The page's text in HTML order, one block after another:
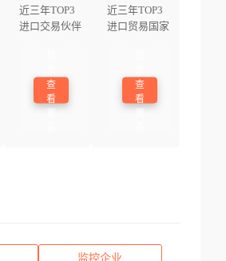
近三年TOP3
进口交易伙伴
查
看
近三年TOP3
进口贸易国家
查
看
监控企业